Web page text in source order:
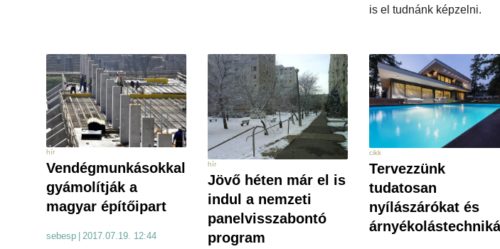
is el tudnánk képzelni.
hír
Vendégmunkásokkal
gyámolítják a
magyar építőipart
sebesp 2017.07.19. 12:44
hír
Jövő héten már el is
indul a nemzeti
panelvisszabontó
program
cikk
Tervezzünk
tudatosan
nyílászárókat és